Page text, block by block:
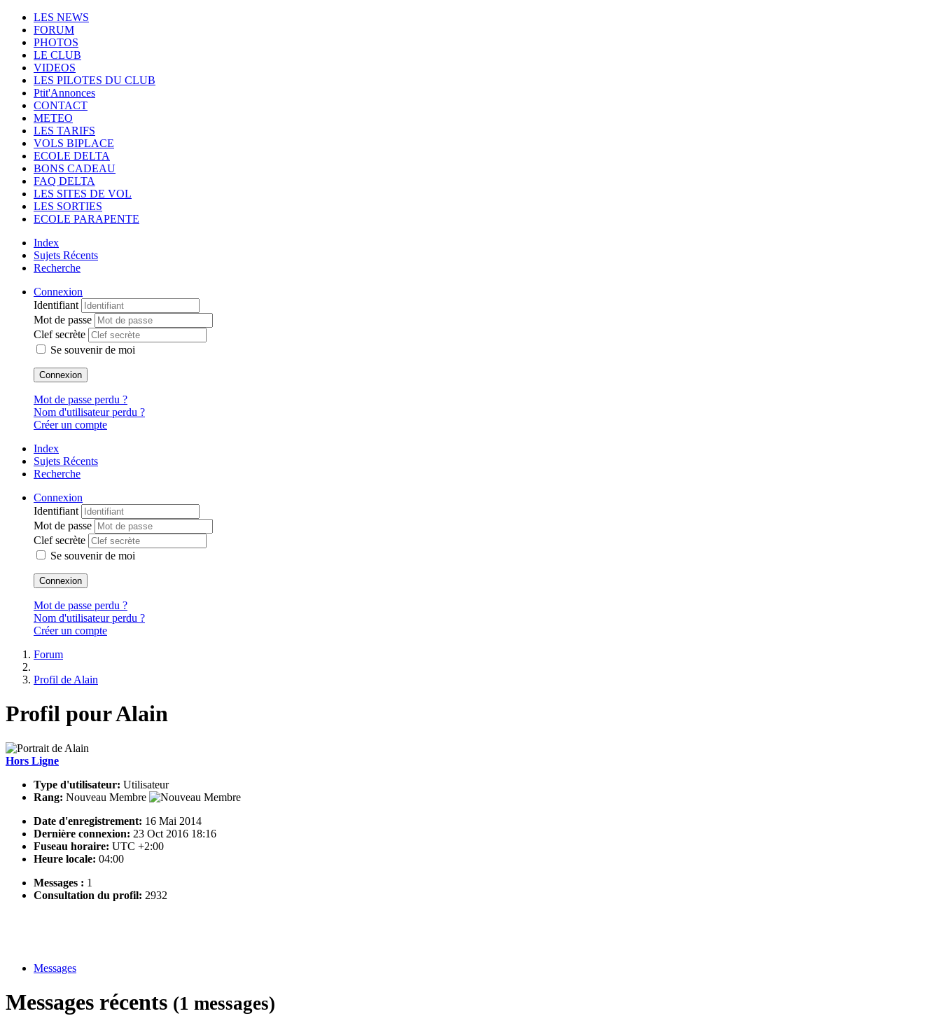
LES NEWS
FORUM
PHOTOS
LE CLUB
VIDEOS
LES PILOTES DU CLUB
Ptit'Annonces
CONTACT
METEO
LES TARIFS
VOLS BIPLACE
ECOLE DELTA
BONS CADEAU
FAQ DELTA
LES SITES DE VOL
LES SORTIES
ECOLE PARAPENTE
Index
Sujets Récents
Recherche
Connexion
Identifiant
Mot de passe
Clef secrète
Se souvenir de moi
Connexion
Mot de passe perdu ?
Nom d'utilisateur perdu ?
Créer un compte
Index
Sujets Récents
Recherche
Connexion
Identifiant
Mot de passe
Clef secrète
Se souvenir de moi
Connexion
Mot de passe perdu ?
Nom d'utilisateur perdu ?
Créer un compte
Forum
Profil de Alain
Profil pour Alain
Hors Ligne
Type d'utilisateur: Utilisateur
Rang: Nouveau Membre
Date d'enregistrement: 16 Mai 2014
Dernière connexion: 23 Oct 2016 18:16
Fuseau horaire: UTC +2:00
Heure locale: 04:00
Messages : 1
Consultation du profil: 2932
Messages
Messages récents (1 messages)